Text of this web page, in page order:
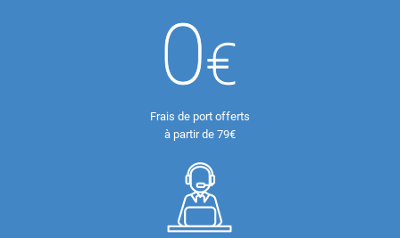
Frais de port offerts
à partir de 79€